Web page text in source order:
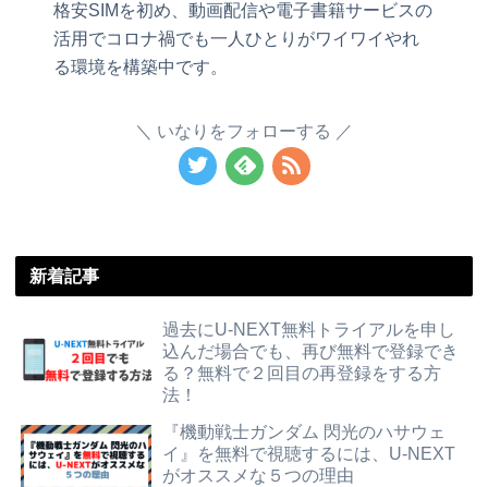
格安SIMを初め、動画配信や電子書籍サービスの
活用でコロナ禍でも一人ひとりがワイワイやれ
る環境を構築中です。
いなりをフォローする
新着記事
過去にU-NEXT無料トライアルを申し
込んだ場合でも、再び無料で登録でき
る？無料で２回目の再登録をする方
法！
『機動戦士ガンダム 閃光のハサウェ
イ』を無料で視聴するには、U-NEXT
がオススメな５つの理由